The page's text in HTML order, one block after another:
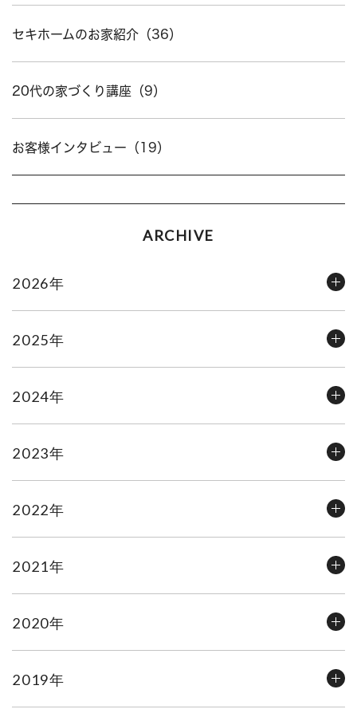
セキホームのお家紹介（36）
20代の家づくり講座（9）
お客様インタビュー（19）
ARCHIVE
2026年
2025年
2024年
2023年
2022年
2021年
2020年
2019年